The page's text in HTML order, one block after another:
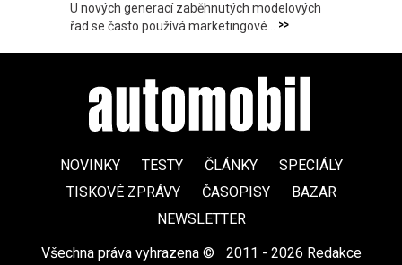
U nových generací zaběhnutých modelových
řad se často používá marketingové... >>
NOVINKY TESTY ČLÁNKY
SPECIÁLY
TISKOVÉ ZPRÁVY
ČASOPISY
BAZAR
NEWSLETTER
Všechna práva vyhrazena ©
2011 - 2026 Redakce